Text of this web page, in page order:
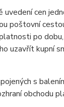
cen
po
uzavřít kupní
s
obchodu